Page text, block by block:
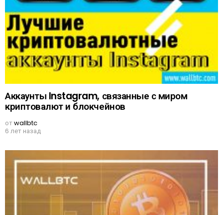
Аккаунты Instagram, связанные с миром
криптовалют и блокчейнов
отwallbtc
6 лет назад